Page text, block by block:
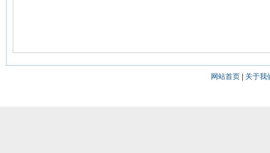
网站首页| 关于我